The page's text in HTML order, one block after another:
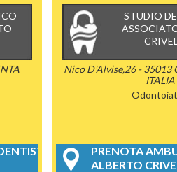
STUDIO
Nico D'Alvise,26 - 35013
ITALIA
PRENOTA
ALBERTO